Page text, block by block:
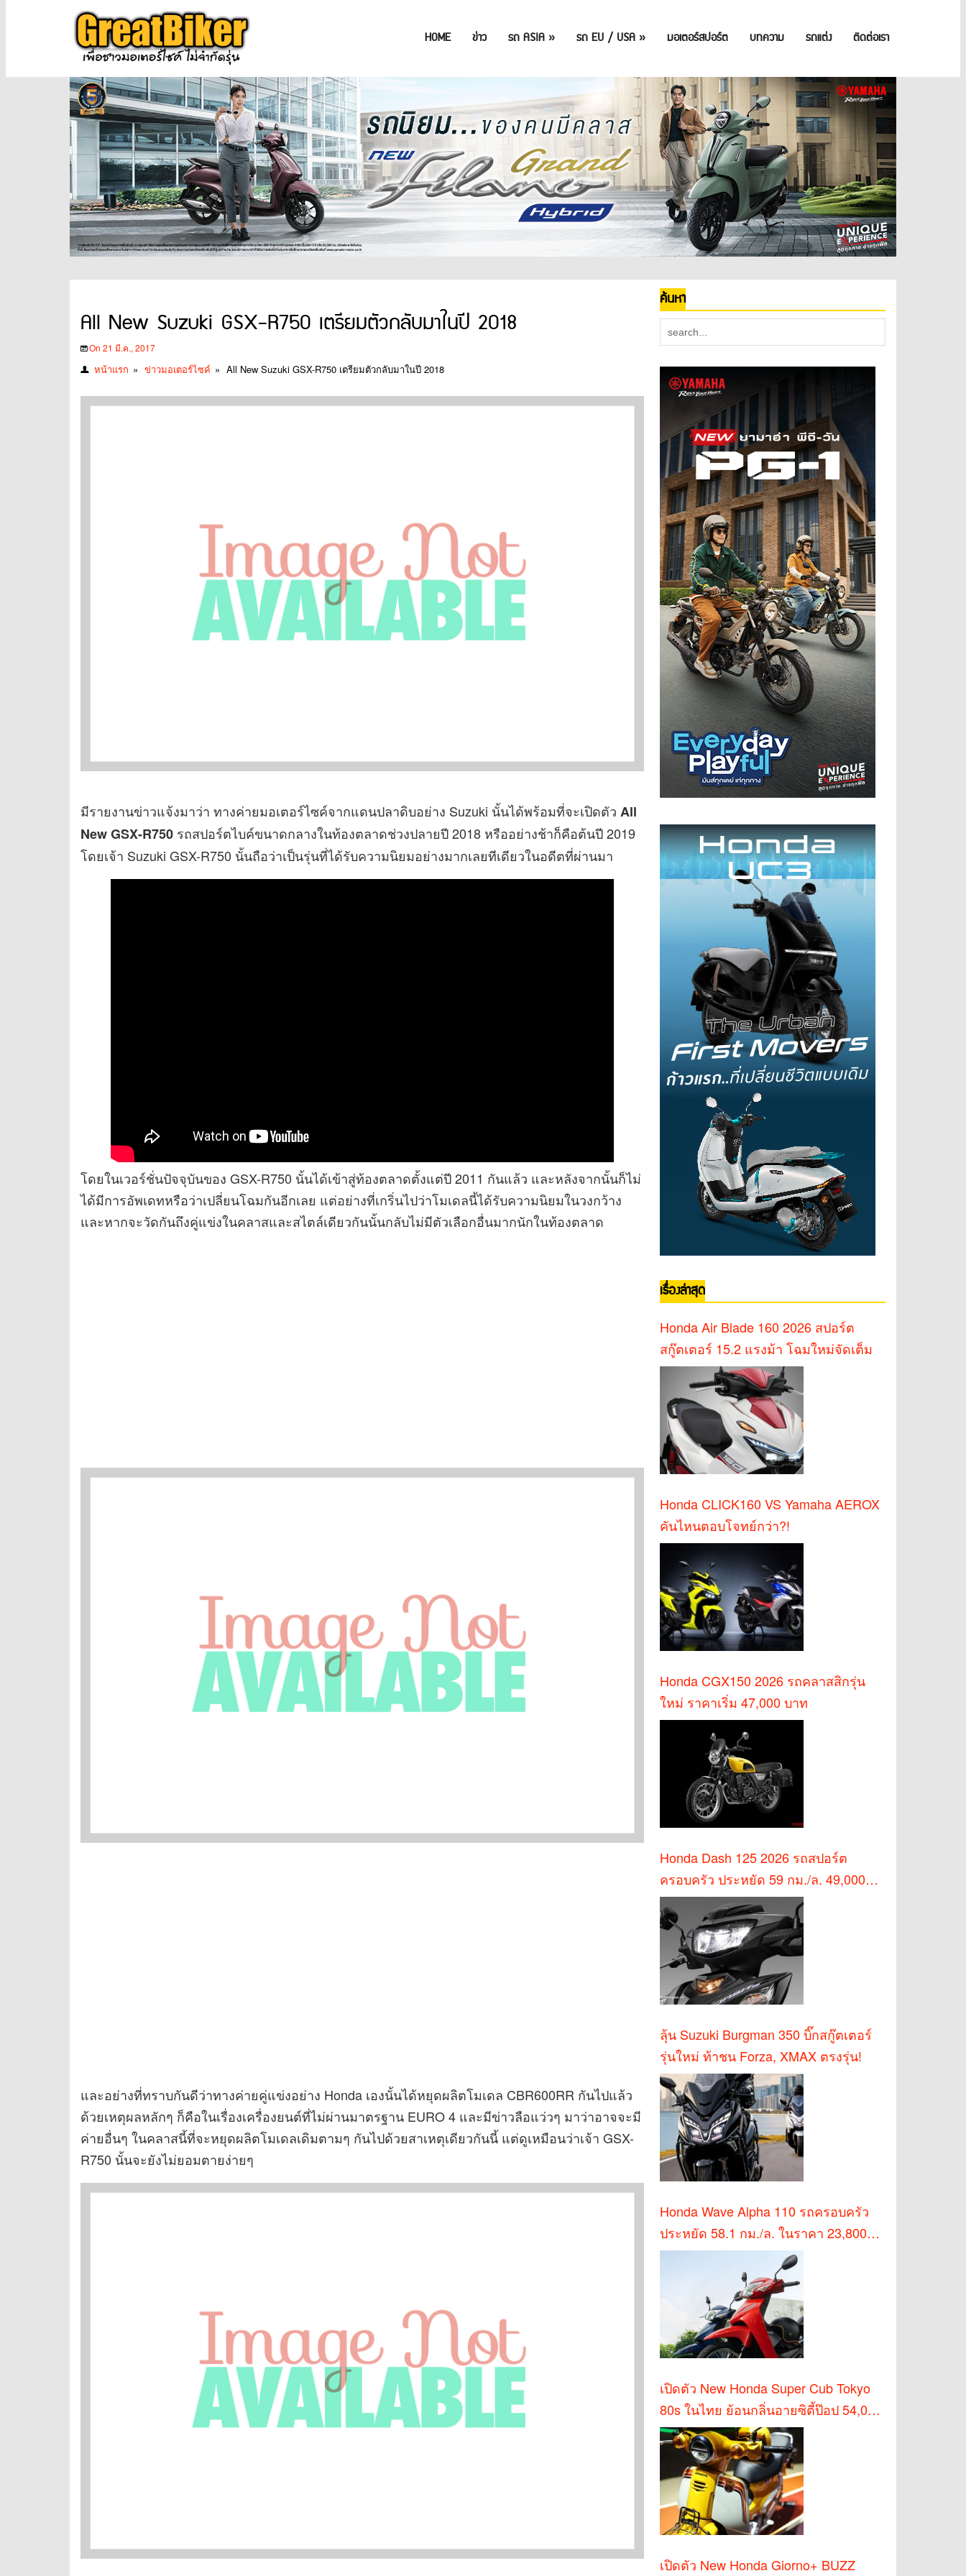
HOME ข่าว รถ ASIA » รถ EU / USA » มอเตอร์สปอร์ต บทความ รถแต่ง ติดต่อเรา
All New Suzuki GSX-R750 เตรียมตัวกลับมาในปี 2018
On 21 มี.ค., 2017
หน้าแรก » ข่าวมอเตอร์ไซค์ » All New Suzuki GSX-R750 เตรียมตัวกลับมาในปี 2018
มีรายงานข่าวแจ้งมาว่า ทางค่ายมอเตอร์ไซค์จากแดนปลาดิบอย่าง Suzuki นั้นได้พร้อมที่จะเปิดตัว All
New GSX-R750 รถสปอร์ตไบค์ขนาดกลางในท้องตลาดช่วงปลายปี 2018 หรืออย่างช้าก็คือต้นปี 2019
โดยเจ้า Suzuki GSX-R750 นั้นถือว่าเป็นรุ่นที่ได้รับความนิยมอย่างมากเลยทีเดียวในอดีตที่ผ่านมา
โดยในเวอร์ชั่นปัจจุบันของ GSX-R750 นั้นได้เข้าสู่ท้องตลาดตั้งแต่ปี 2011 กันแล้ว และหลังจากนั้นก็ไม่
ได้มีการอัพเดทหรือว่าเปลี่ยนโฉมกันอีกเลย แต่อย่างที่เกริ่นไปว่าโมเดลนี้ได้รับความนิยมในวงกว้าง
และหากจะวัดกันถึงคู่แข่งในคลาสและสไตล์เดียวกันนั้นกลับไม่มีตัวเลือกอื่นมากนักในท้องตลาด
และอย่างที่ทราบกันดีว่าทางค่ายคู่แข่งอย่าง Honda เองนั้นได้หยุดผลิตโมเดล CBR600RR กันไปแล้ว
ด้วยเหตุผลหลักๆ ก็คือในเรื่องเครื่องยนต์ที่ไม่ผ่านมาตรฐาน EURO 4 และมีข่าวลือแว่วๆ มาว่าอาจจะมี
ค่ายอื่นๆ ในคลาสนี้ที่จะหยุดผลิตโมเดลเดิมตามๆ กันไปด้วยสาเหตุเดียวกันนี้ แต่ดูเหมือนว่าเจ้า GSX-
R750 นั้นจะยังไม่ยอมตายง่ายๆ
ค้นหา
เรื่องล่าสุด
Honda Air Blade 160 2026 สปอร์ต
สกู๊ตเตอร์ 15.2 แรงม้า โฉมใหม่จัดเต็ม
Honda CLICK160 VS Yamaha AEROX
คันไหนตอบโจทย์กว่า?!
Honda CGX150 2026 รถคลาสสิกรุ่น
ใหม่ ราคาเริ่ม 47,000 บาท
Honda Dash 125 2026 รถสปอร์ต
ครอบครัว ประหยัด 59 กม./ล. 49,000
บาท
ลุ้น Suzuki Burgman 350 บิ๊กสกู๊ตเตอร์
รุ่นใหม่ ท้าชน Forza, XMAX ตรงรุ่น!
Honda Wave Alpha 110 รถครอบครัว
ประหยัด 58.1 กม./ล. ในราคา 23,800
บาท
เปิดตัว New Honda Super Cub Tokyo
80s ในไทย ย้อนกลิ่นอายซิตี้ป๊อป 54,000
บาท
เปิดตัว New Honda Giorno+ BUZZ